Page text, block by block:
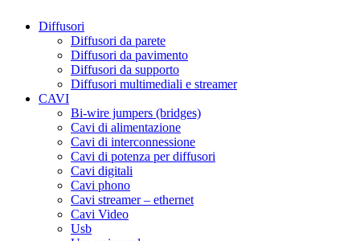
Diffusori
Diffusori da parete
Diffusori da pavimento
Diffusori da supporto
Diffusori multimediali e streamer
CAVI
Bi-wire jumpers (bridges)
Cavi di alimentazione
Cavi di interconnessione
Cavi di potenza per diffusori
Cavi digitali
Cavi phono
Cavi streamer – ethernet
Cavi Video
Usb